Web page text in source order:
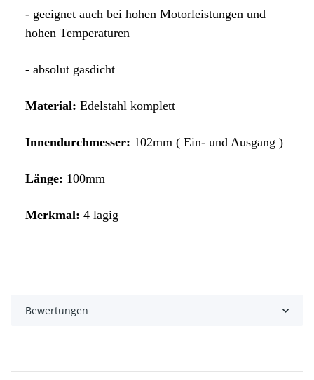
- geeignet auch bei hohen Motorleistungen und
hohen Temperaturen
- absolut gasdicht
Material: Edelstahl komplett
Innendurchmesser: 102mm ( Ein- und Ausgang )
Länge: 100mm
Merkmal: 4 lagig
Bewertungen